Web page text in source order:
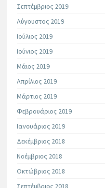
Σεπτέμβριος 2019
Αύγουστος 2019
Ιούλιος 2019
Ιούνιος 2019
Μάιος 2019
Απρίλιος 2019
Μάρτιος 2019
Φεβρουάριος 2019
Ιανουάριος 2019
Δεκέμβριος 2018
Νοέμβριος 2018
Οκτώβριος 2018
Σεπτέμβριος 2018